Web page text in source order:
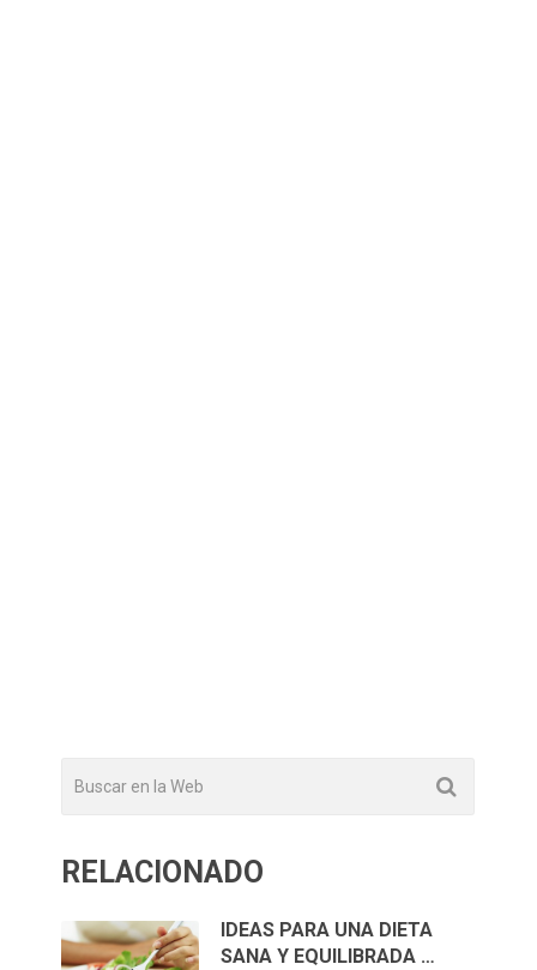
RELACIONADO
IDEAS PARA UNA DIETA
SANA Y EQUILIBRADA …